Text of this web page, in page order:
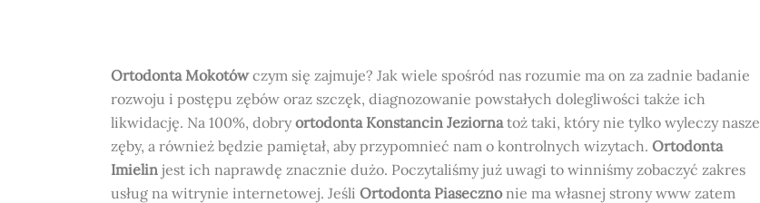
Ortodonta Mokotówczym się zajmuje? Jak wiele spośród nas rozumie ma on za zadnie badanie
rozwoju i postępu zębów oraz szczęk, diagnozowanie powstałych dolegliwości także ich
likwidację. Na 100%, dobryortodonta Konstancin Jeziorna toż taki, który nie tylko wyleczy nasze
zęby, a również będzie pamiętał, aby przypomnieć nam o kontrolnych wizytach. Ortodonta
Imielin jest ich naprawdę znacznie dużo. Poczytaliśmy już uwagi to winniśmy zobaczyć zakres
usług na witrynie internetowej. Jeśli Ortodonta Piasecznonie ma własnej strony www zatem